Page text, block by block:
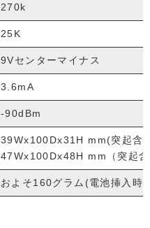
270k
25K
9Vセンターマイナス
3.6mA
-90dBm
39Wx100Dx31H mm(突起含
47Wx100Dx48H mm（突起
およそ160グラム(電池挿入時